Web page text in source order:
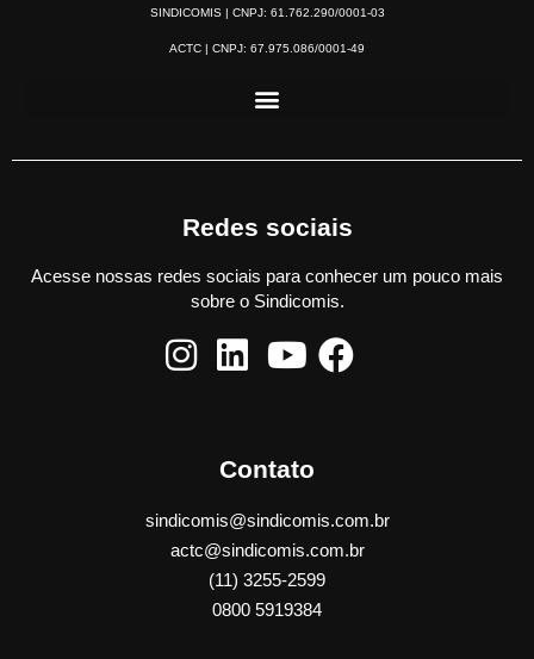
SINDICOMIS | CNPJ: 61.762.290/0001-03
ACTC | CNPJ: 67.975.086/0001-49
Redes sociais
Acesse nossas redes sociais para conhecer um pouco mais
sobre o Sindicomis.
Contato
sindicomis@sindicomis.com.br
actc@sindicomis.com.br
(11) 3255-2599
0800 5919384